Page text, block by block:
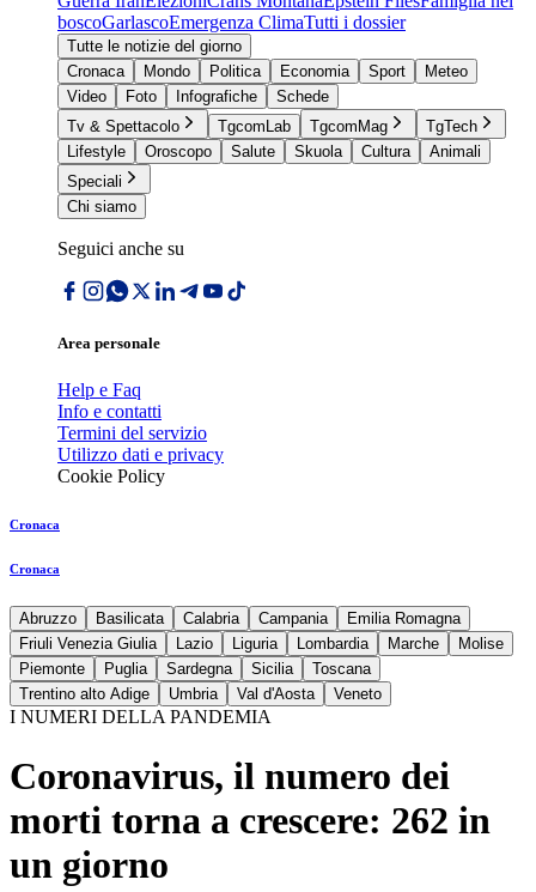
boscoGarlascoEmergenza ClimaTutti i dossier
Tutte le notizie del giorno
Cronaca
Mondo Politica Economia Sport
Meteo
Video
Foto Infografiche
Schede
Tv & Spettacolo
TgcomLab TgcomMag
TgTech
Lifestyle
Oroscopo Salute Skuola Cultura
Animali
Speciali
Chi siamo
Seguici anche su
Area personale
Help e Faq
Info e contatti
Termini del servizio
Utilizzo dati e privacy
Cookie Policy
Cronaca
Cronaca
Abruzzo Basilicata Calabria Campania
Emilia Romagna
Friuli Venezia Giulia
Lazio Liguria Lombardia Marche
Molise
Piemonte
Puglia Sardegna Sicilia
Toscana
Trentino alto Adige
Umbria Val d'Aosta Veneto
I NUMERI DELLA PANDEMIA
Coronavirus, il numero dei
morti torna a crescere: 262 in
un giorno